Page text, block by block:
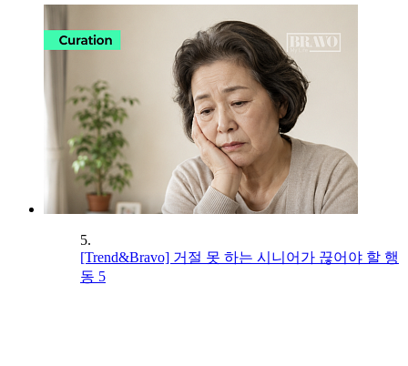
5.
[Trend&Bravo] 거절 못 하는 시니어가 끊어야 할 행
동 5